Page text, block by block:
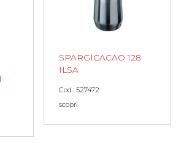
SPARGICACAO 128
ILSA
Cod.: 527472
scopri